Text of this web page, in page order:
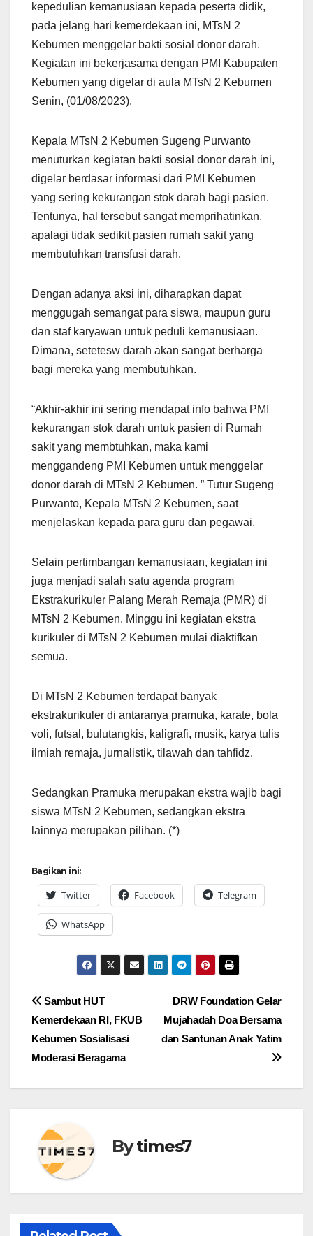
kepedulian kemanusiaan kepada peserta didik,
pada jelang hari kemerdekaan ini, MTsN 2
Kebumen menggelar bakti sosial donor darah.
Kegiatan ini bekerjasama dengan PMI Kabupaten
Kebumen yang digelar di aula MTsN 2 Kebumen
Senin, (01/08/2023).
Kepala MTsN 2 Kebumen Sugeng Purwanto
menuturkan kegiatan bakti sosial donor darah ini,
digelar berdasar informasi dari PMI Kebumen
yang sering kekurangan stok darah bagi pasien.
Tentunya, hal tersebut sangat memprihatinkan,
apalagi tidak sedikit pasien rumah sakit yang
membutuhkan transfusi darah.
Dengan adanya aksi ini, diharapkan dapat
menggugah semangat para siswa, maupun guru
dan staf karyawan untuk peduli kemanusiaan.
Dimana, setetesw darah akan sangat berharga
bagi mereka yang membutuhkan.
“Akhir-akhir ini sering mendapat info bahwa PMI
kekurangan stok darah untuk pasien di Rumah
sakit yang membtuhkan, maka kami
menggandeng PMI Kebumen untuk menggelar
donor darah di MTsN 2 Kebumen. ” Tutur Sugeng
Purwanto, Kepala MTsN 2 Kebumen, saat
menjelaskan kepada para guru dan pegawai.
Selain pertimbangan kemanusiaan, kegiatan ini
juga menjadi salah satu agenda program
Ekstrakurikuler Palang Merah Remaja (PMR) di
MTsN 2 Kebumen. Minggu ini kegiatan ekstra
kurikuler di MTsN 2 Kebumen mulai diaktifkan
semua.
Di MTsN 2 Kebumen terdapat banyak
ekstrakurikuler di antaranya pramuka, karate, bola
voli, futsal, bulutangkis, kaligrafi, musik, karya tulis
ilmiah remaja, jurnalistik, tilawah dan tahfidz.
Sedangkan Pramuka merupakan ekstra wajib bagi
siswa MTsN 2 Kebumen, sedangkan ekstra
lainnya merupakan pilihan. (*)
Bagikan ini:
Twitter Facebook Telegram
WhatsApp
Navigasi
pos
DRW Foundation Gelar
Mujahadah Doa Bersama
dan Santunan Anak Yatim
Sambut HUT
Kemerdekaan RI, FKUB
Kebumen Sosialisasi
Moderasi Beragama
Bytimes7